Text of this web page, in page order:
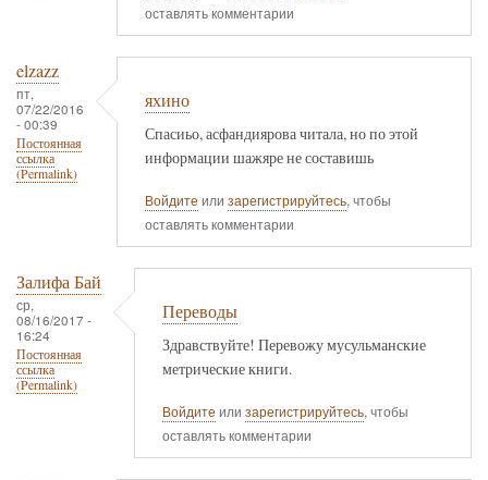
оставлять комментарии
elzazz
пт,
07/22/2016
- 00:39
Постоянная
ссылка
(Permalink)
яхино
Спасиьо, асфандиярова читала, но по этой
информации шажяре не составишь
Войдите или зарегистрируйтесь, чтобы
оставлять комментарии
Залифа Бай
ср,
08/16/2017 -
16:24
Постоянная
ссылка
(Permalink)
Переводы
Здравствуйте! Перевожу мусульманские
метрические книги.
Войдите или зарегистрируйтесь, чтобы
оставлять комментарии